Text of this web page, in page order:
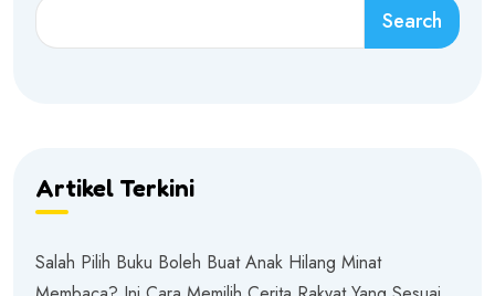
Search
Artikel Terkini
Salah Pilih Buku Boleh Buat Anak Hilang Minat